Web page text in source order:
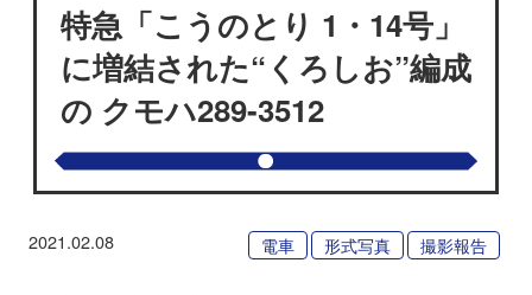
特急「こうのとり 1・14号」
に増結された“くろしお”編成
の クモハ289-3512
2021.02.08 電車 形式写真 撮影報告